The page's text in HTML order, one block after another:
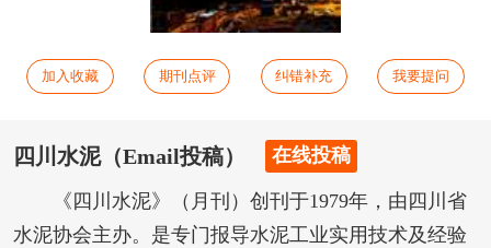
加入收藏 期刊点评 纠错补充 我要提问
四川水泥（Email投稿） 在线投稿
《四川水泥》（月刊）创刊于1979年，由四川省
水泥协会主办。是专门报导水泥工业实用技术及经验